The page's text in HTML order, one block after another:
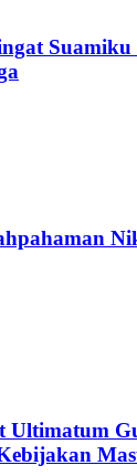
Suamiku
Ultimatum